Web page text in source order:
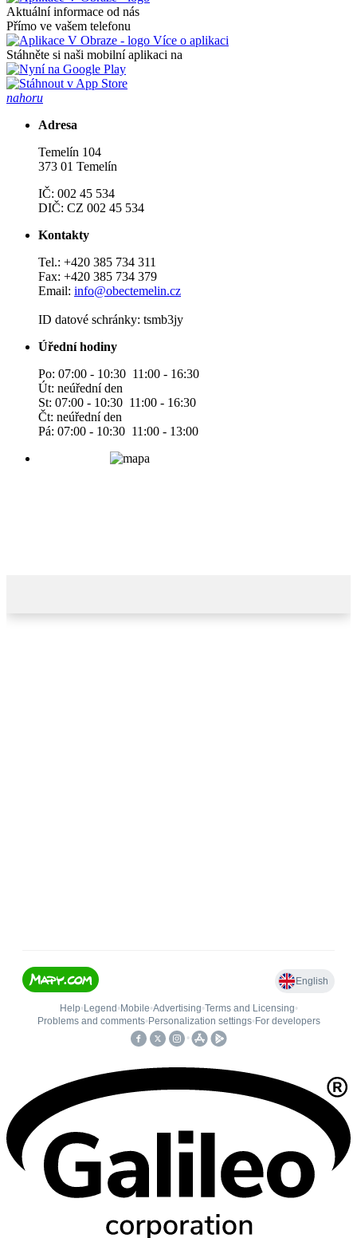
Aktuální informace od nás
Přímo ve vašem telefonu
Více o aplikaci
Stáhněte si naši mobilní aplikaci na
nahoru
Adresa
Temelín 104
373 01 Temelín
IČ: 002 45 534
DIČ: CZ 002 45 534
Kontakty
Tel.: +420 385 734 311
Fax: +420 385 734 379
Email: info@obectemelin.cz
ID datové schránky: tsmb3jy
Úřední hodiny
Po: 07:00 - 10:30 11:00 - 16:30
Út: neúřední den
St: 07:00 - 10:30 11:00 - 16:30
Čt: neúřední den
Pá: 07:00 - 10:30 11:00 - 13:00